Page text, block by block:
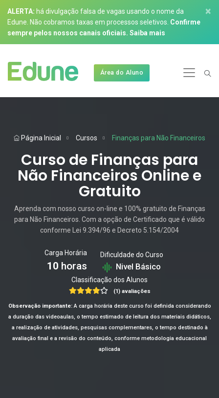
ALERTA: há divulgação falsa de vagas usando o nome da
Edune. Não cobramos taxas em processos seletivos. Confirme
sempre pelos nossos canais oficiais. Saiba mais
×
Área do Aluno
Página Inicial Cursos Finanças para Não Financeiros
Curso de Finanças para
Não Financeiros Online e
Gratuito
Aprenda com nosso curso on-line e 100% gratuito de Finanças
para Não Financeiros. Com a opção de Certificado que é válido
conforme Lei 9.394/96 e Decreto 5.154/2004
Carga Horária
10 horas
Dificuldade do Curso
Nivel Básico
Classificação dos Alunos
(1) avaliações
Observação importante:A carga horária deste curso foi definida considerando
a duração das videoaulas, o tempo estimado de leitura dos materiais didáticos,
a realização de atividades, pesquisas complementares, o tempo destinado à
avaliação final e a revisão do conteúdo, conforme metodologia educacional
aplicada